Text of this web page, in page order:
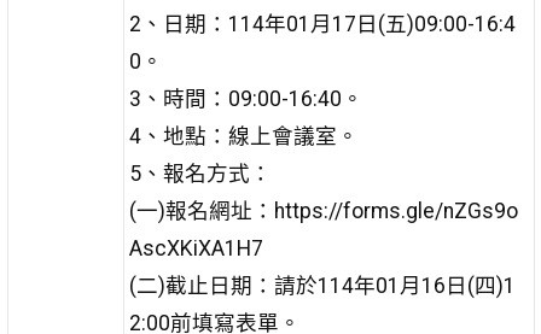
2、日期：114年01月17日(五)09:00-16:4
0。
3、時間：09:00-16:40。
4、地點：線上會議室。
5、報名方式：
(一)報名網址：https://forms.gle/nZGs9o
AscXKiXA1H7
(二)截止日期：請於114年01月16日(四)1
2:00前填寫表單。